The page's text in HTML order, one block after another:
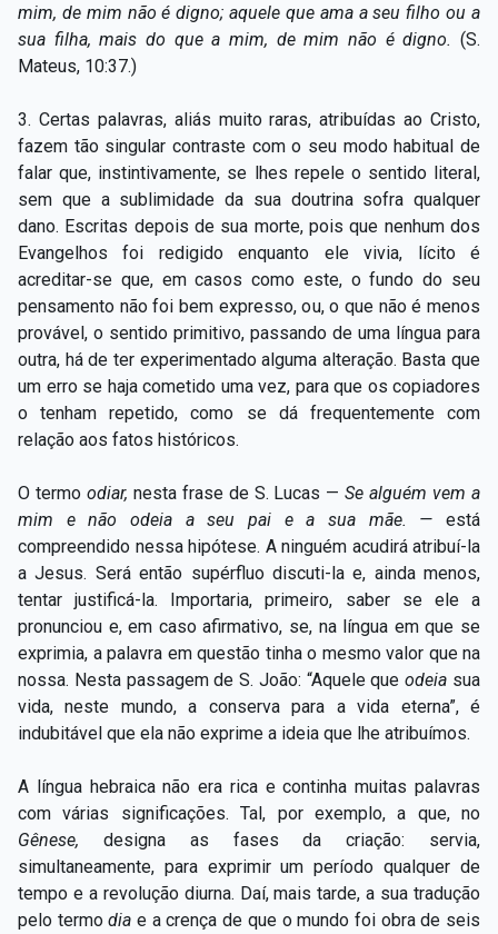
Capítulo XXIV — Não ponhais a candeia debaixo do
alqueire
▸
Capítulo XXVI — Dai gratuitamente o que
gratuitamente recebestes
▸
Capítulo XXVII — Pedi e obtereis ▸
Capítulo XXVIII — Coletânea de preces espíritas ▸
mim, de mim não é digno; aquele que ama a seu filho ou a
sua filha, mais do que a mim, de mim não é digno. (S.
Mateus, 10:37.)
3. Certas palavras, aliás muito raras, atribuídas ao Cristo,
fazem tão singular contraste com o seu modo habitual de
falar que, instintivamente, se lhes repele o sentido literal,
sem que a sublimidade da sua doutrina sofra qualquer
dano. Escritas depois de sua morte, pois que nenhum dos
Evangelhos foi redigido enquanto ele vivia, lícito é
acreditar-se que, em casos como este, o fundo do seu
pensamento não foi bem expresso, ou,o que não é menos
provável, o sentido primitivo, passando de uma língua para
outra, há de ter experimentado alguma alteração. Basta que
um erro se haja cometido uma vez, para que os copiadores
o tenham repetido, como se dá frequentemente com
relação aos fatos históricos.
O termo odiar, nesta frase de S. Lucas —Se alguém vem a
mim e não odeia a seu pai e a sua mãe. — está
compreendido nessa hipótese. A ninguém acudirá atribuí-la
a Jesus. Será então supérfluo discuti-la e, ainda menos,
tentar justificá-la. Importaria, primeiro, saber se ele a
pronunciou e, em caso afirmativo, se, na língua em que se
exprimia, a palavra em questão tinha o mesmo valor que na
nossa. Nesta passagem de S. João: “Aquele queodeia sua
vida, neste mundo, a conserva para a vida eterna”, é
indubitável que ela não exprime a ideia que lhe atribuímos.
A língua hebraica não era rica e continha muitas palavras
com várias significações. Tal, por exemplo, a que, no
Gênese, designa as fases da criação: servia,
simultaneamente, para exprimir um período qualquer de
tempo e a revolução diurna. Daí, mais tarde, a sua tradução
pelo termodiae a crença de que o mundo foi obra de seis